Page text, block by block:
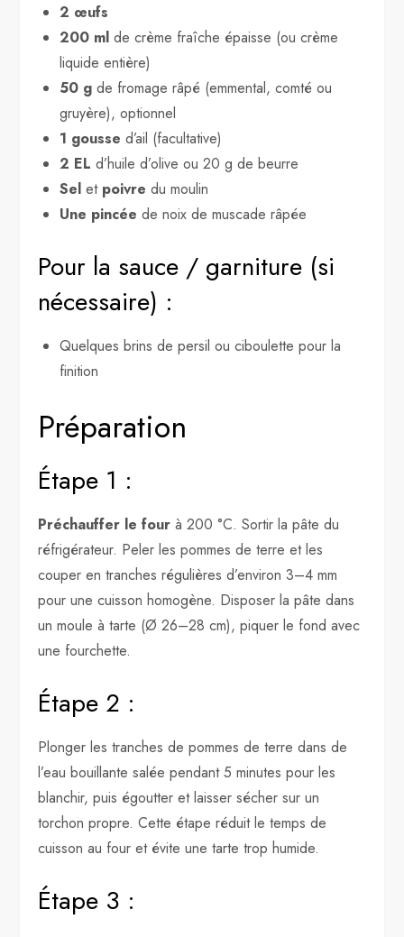
2 œufs
200 ml de crème fraîche épaisse (ou crème
liquide entière)
50 g de fromage râpé (emmental, comté ou
gruyère), optionnel
1 gousse d’ail (facultative)
2 EL d’huile d’olive ou 20 g de beurre
Sel et poivre du moulin
Une pincée de noix de muscade râpée
Pour la sauce / garniture (si
nécessaire) :
Quelques brins de persil ou ciboulette pour la
finition
Préparation
Étape 1 :
Préchauffer le four à 200 °C. Sortir la pâte du
réfrigérateur. Peler les pommes de terre et les
couper en tranches régulières d’environ 3–4 mm
pour une cuisson homogène. Disposer la pâte dans
un moule à tarte (Ø 26–28 cm), piquer le fond avec
une fourchette.
Étape 2 :
Plonger les tranches de pommes de terre dans de
l’eau bouillante salée pendant 5 minutes pour les
blanchir, puis égoutter et laisser sécher sur un
torchon propre. Cette étape réduit le temps de
cuisson au four et évite une tarte trop humide.
Étape 3 :